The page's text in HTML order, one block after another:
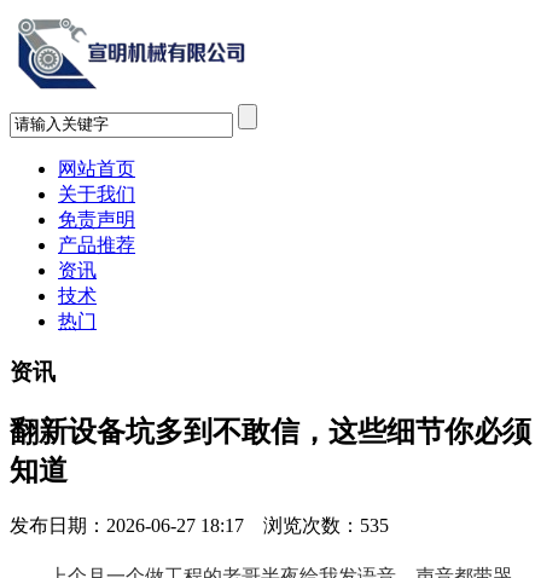
网站首页
关于我们
免责声明
产品推荐
资讯
技术
热门
资讯
翻新设备坑多到不敢信，这些细节你必须
知道
发布日期：2026-06-27 18:17 浏览次数： 535